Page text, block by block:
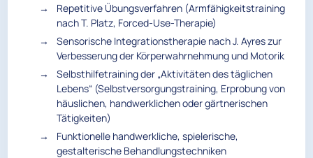
Repetitive Übungsverfahren (Armfähigkeitstraining
nach T. Platz, Forced-Use-Therapie)
Sensorische Integrationstherapie nach J. Ayres zur
Verbesserung der Körperwahrnehmung und Motorik
Selbsthilfetraining der „Aktivitäten des täglichen
Lebens“ (Selbstversorgungstraining, Erprobung von
häuslichen, handwerklichen oder gärtnerischen
Tätigkeiten)
Funktionelle handwerkliche, spielerische,
gestalterische Behandlungstechniken